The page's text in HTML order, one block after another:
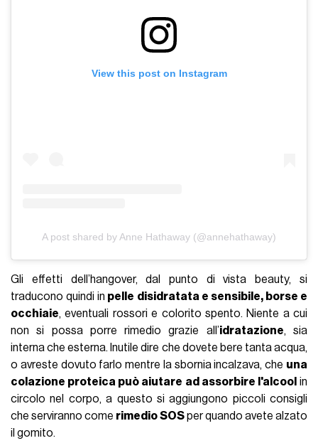
View this post on Instagram
A post shared by Anne Hathaway (@annehathaway)
Gli effetti dell’hangover, dal punto di vista beauty, si
traducono quindi in pelle disidratata e sensibile, borse e
occhiaie, eventuali rossori e colorito spento. Niente a cui
non si possa porre rimedio grazie all’idratazione, sia
interna che esterna. Inutile dire che dovete bere tanta acqua,
o avreste dovuto farlo mentre la sbornia incalzava, che una
colazione proteica può aiutare ad assorbire l'alcool in
circolo nel corpo, a questo si aggiungono piccoli consigli
che serviranno come rimedio SOSper quando avete alzato
il gomito.